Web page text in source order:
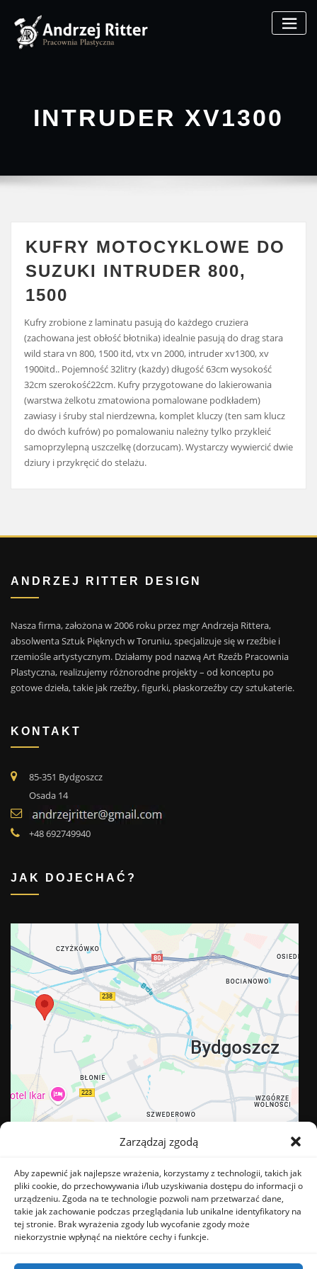
Zarządzaj zgodą
Aby zapewnić jak najlepsze wrażenia, korzystamy z technologii, takich jak
pliki cookie, do przechowywania i/lub uzyskiwania dostępu do informacji o
urządzeniu. Zgoda na te technologie pozwoli nam przetwarzać dane,
takie jak zachowanie podczas przeglądania lub unikalne identyfikatory na
tej stronie. Brak wyrażenia zgody lub wycofanie zgody może
niekorzystnie wpłynąć na niektóre cechy i funkcje.
content
INTRUDER XV1300
KUFRY MOTOCYKLOWE DO
SUZUKI INTRUDER 800,
1500
Kufry zrobione z laminatu pasują do każdego cruziera
(zachowana jest obłość błotnika) idealnie pasują do drag stara
wild stara vn 800, 1500 itd, vtx vn 2000, intruder xv1300, xv
1900itd.. Pojemność 32litry (każdy) długość 63cm wysokość
32cm szerokość22cm. Kufry przygotowane do lakierowania
(warstwa żelkotu zmatowiona pomalowane podkładem)
zawiasy i śruby stal nierdzewna, komplet kluczy (ten sam klucz
do dwóch kufrów) po pomalowaniu należny tylko przykleić
samoprzylepną uszczelkę (dorzucam). Wystarczy wywiercić dwie
dziury i przykręcić do stelażu.
ANDRZEJ RITTER DESIGN
Nasza firma, założona w 2006 roku przez mgr Andrzeja Rittera,
absolwenta Sztuk Pięknych w Toruniu, specjalizuje się w rzeźbie i
rzemiośle artystycznym. Działamy pod nazwą Art Rzeźb Pracownia
Plastyczna, realizujemy różnorodne projekty – od konceptu po
gotowe dzieła, takie jak rzeźby, figurki, płaskorzeźby czy sztukaterie.
KONTAKT
85-351 Bydgoszcz
Osada 14
+48 692749940
JAK DOJECHAĆ?
BĄDŹ NA BIEŻĄCO